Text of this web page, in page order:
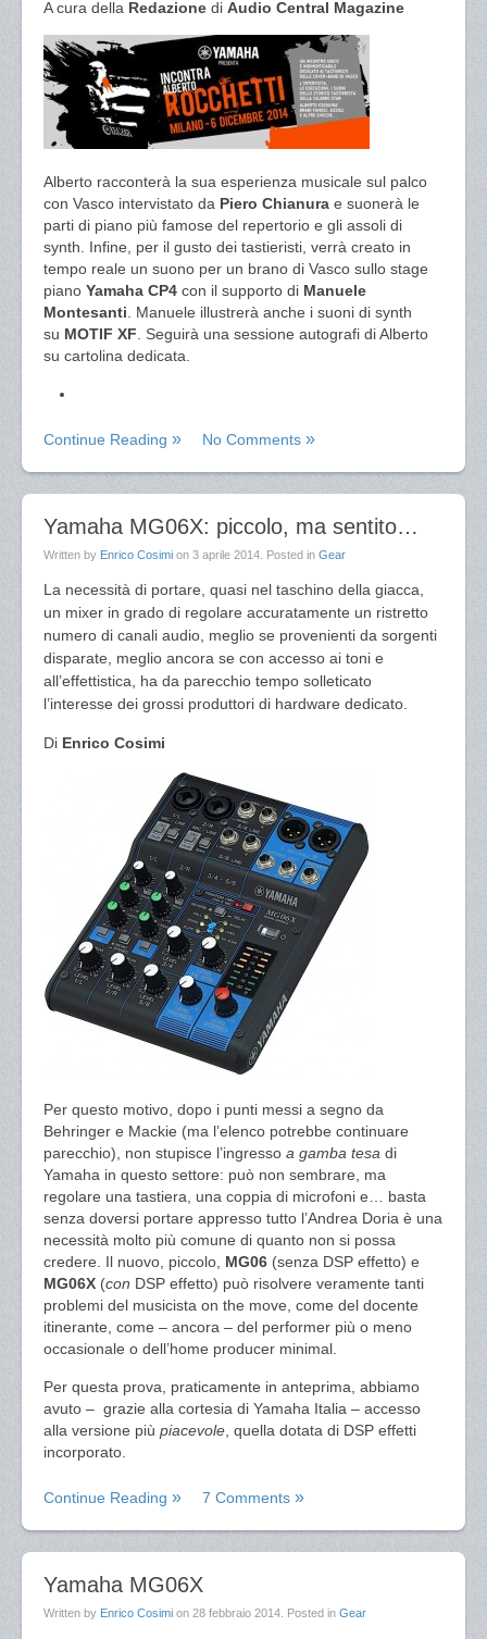
A cura della Redazione di Audio Central Magazine
Alberto racconterà la sua esperienza musicale sul palco
con Vasco intervistato da Piero Chianura e suonerà le
parti di piano più famose del repertorio e gli assoli di
synth. Infine, per il gusto dei tastieristi, verrà creato in
tempo reale un suono per un brano di Vasco sullo stage
piano Yamaha CP4 con il supporto di Manuele
Montesanti . Manuele illustrerà anche i suoni di synth
su MOTIF XF . Seguirà una sessione autografi di Alberto
su cartolina dedicata.
Continue Reading No Comments
Yamaha MG06X: piccolo, ma sentito…
Written by Enrico Cosimi on 3 aprile 2014 . Posted in Gear
La necessità di portare, quasi nel taschino della giacca,
un mixer in grado di regolare accuratamente un ristretto
numero di canali audio, meglio se provenienti da sorgenti
disparate, meglio ancora se con accesso ai toni e
all’effettistica, ha da parecchio tempo solleticato
l’interesse dei grossi produttori di hardware dedicato.
Di Enrico Cosimi
Per questo motivo, dopo i punti messi a segno da
Behringer e Mackie (ma l’elenco potrebbe continuare
parecchio), non stupisce l’ingresso a gamba tesa di
Yamaha in questo settore: può non sembrare, ma
regolare una tastiera, una coppia di microfoni e… basta
senza doversi portare appresso tutto l’Andrea Doria è una
necessità molto più comune di quanto non si possa
credere. Il nuovo, piccolo, MG06 (senza DSP effetto) e
MG06X (con DSP effetto) può risolvere veramente tanti
problemi del musicista on the move, come del docente
itinerante, come – ancora – del performer più o meno
occasionale o dell’home producer minimal.
Per questa prova, praticamente in anteprima, abbiamo
avuto – grazie alla cortesia di Yamaha Italia – accesso
alla versione più piacevole , quella dotata di DSP effetti
incorporato.
Continue Reading 7 Comments
Yamaha MG06X
Written by Enrico Cosimi on 28 febbraio 2014 . Posted in Gear